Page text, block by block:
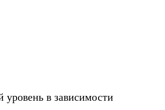
в зависимости